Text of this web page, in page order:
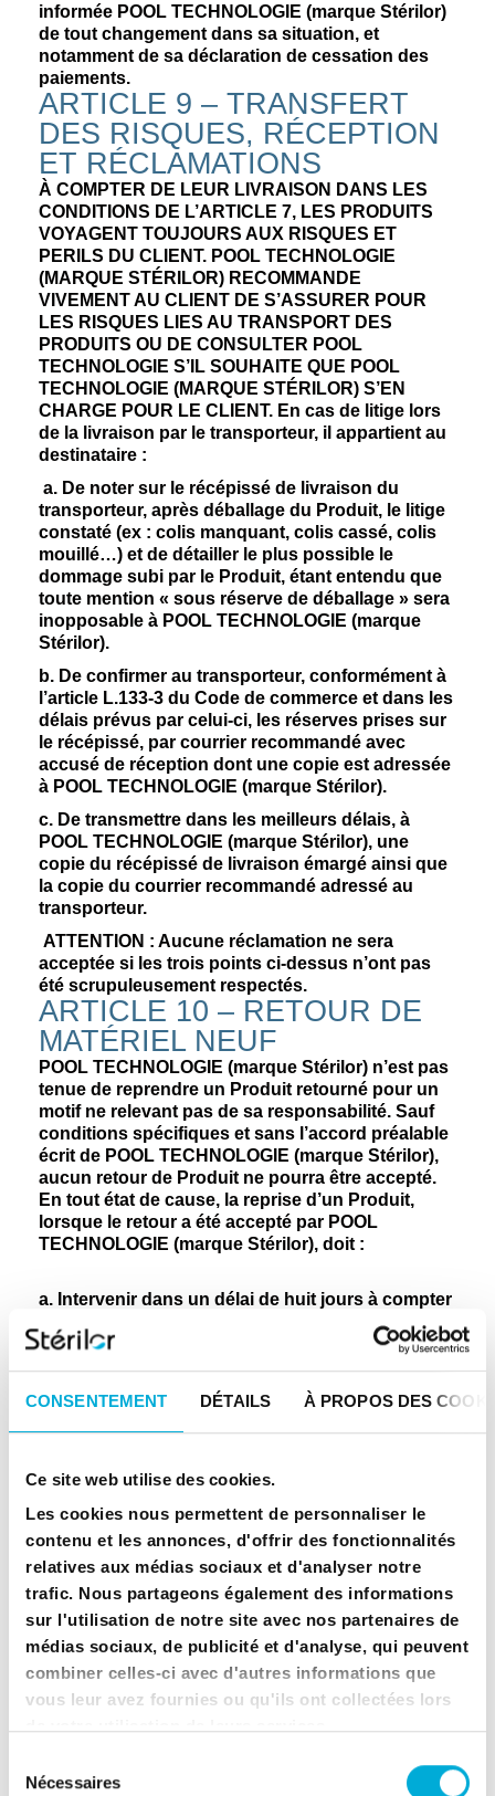
CONSENTEMENT DÉTAILS À PROPOS DES
Ce site web utilise des cookies.
Les cookies nous permettent de personnaliser le
contenu et les annonces, d'offrir des fonctionnalités
relatives aux médias sociaux et d'analyser notre
trafic. Nous partageons également des informations
sur l'utilisation de notre site avec nos partenaires de
médias sociaux, de publicité et d'analyse, qui peuvent
combiner celles-ci avec d'autres informations que
vous leur avez fournies ou qu'ils ont collectées lors
duNécessaires
informée POOL TECHNOLOGIE (marque Stérilor)
de tout changement dans sa situation, et
notamment de sa déclaration de cessation des
paiements.
ARTICLE 9 – TRANSFERT
DES RISQUES, RÉCEPTION
ET RÉCLAMATIONS
À COMPTER DE LEUR LIVRAISON DANS LES
CONDITIONS DE L’ARTICLE 7, LES PRODUITS
VOYAGENT TOUJOURS AUX RISQUES ET
PERILS DU CLIENT. POOL TECHNOLOGIE
(MARQUE STÉRILOR) RECOMMANDE
VIVEMENT AU CLIENT DE S’ASSURER POUR
LES RISQUES LIES AU TRANSPORT DES
PRODUITS OU DE CONSULTER POOL
TECHNOLOGIE S’IL SOUHAITE QUE POOL
TECHNOLOGIE (MARQUE STÉRILOR) S’EN
CHARGE POUR LE CLIENT. En cas de litige lors
de la livraison par le transporteur, il appartient au
destinataire :
a. De noter sur le récépissé de livraison du
transporteur, après déballage du Produit, le litige
constaté (ex : colis manquant, colis cassé, colis
mouillé…) et de détailler le plus possible le
dommage subi par le Produit, étant entendu que
toute mention « sous réserve de déballage » sera
inopposable à POOL TECHNOLOGIE (marque
Stérilor).
b. De confirmer au transporteur, conformément à
l’article L.133-3 du Code de commerce et dans les
délais prévus par celui-ci, les réserves prises sur
le récépissé, par courrier recommandé avec
accusé de réception dont une copie est adressée
à POOL TECHNOLOGIE (marque Stérilor).
c. De transmettre dans les meilleurs délais, à
POOL TECHNOLOGIE (marque Stérilor), une
copie du récépissé de livraison émargé ainsi que
la copie du courrier recommandé adressé au
transporteur.
ATTENTION : Aucune réclamation ne sera
acceptée si les trois points ci-dessus n’ont pas
été scrupuleusement respectés.
ARTICLE 10 – RETOUR DE
MATÉRIEL NEUF
POOL TECHNOLOGIE (marque Stérilor) n’est pas
tenue de reprendre un Produit retourné pour un
motif ne relevant pas de sa responsabilité. Sauf
conditions spécifiques et sans l’accord préalable
écrit de POOL TECHNOLOGIE (marque Stérilor),
aucun retour de Produit ne pourra être accepté.
En tout état de cause, la reprise d’un Produit,
lorsque le retour a été accepté par POOL
TECHNOLOGIE (marque Stérilor), doit :
a. Intervenir dans un délai de huit jours à compter
de son acceptation par POOL TECHNOLOGIE
(marque Stérilor)
professionnel de POOL TECHNOLOGIE (marque
Stérilor), en vigueur au moment du retour
c. Avoir fait l’objet d’une demande d’autorisation
d. Avoir fait l’objet d’un accord écrit préalable de
e. Être accompagné de l’autorisation RMA
f. Être effectué en port payé dans l’emballage
d’origine
Le Produit repris selon les conditions décrites ci-
dessus fera systématiquement l’objet d’une
décote de 15 % avec un minimum forfaitaire de 50
ATTENTION : Le non-respect des conditions
de 30% sur le prix auquel ce dernier a été facturé.
De plus, après expertise technique, une décote